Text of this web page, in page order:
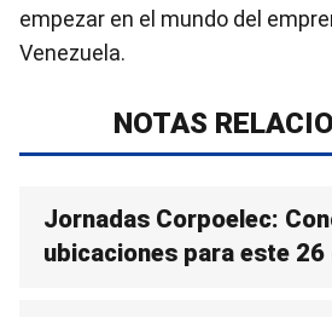
empezar en el mundo del
Venezuela.
NOTAS
Jornadas Corpoelec:
ubicaciones para este 26